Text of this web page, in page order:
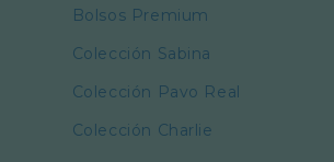
Bolsos Premium
Colección Sabina
Colección Pavo Real
Colección Charlie